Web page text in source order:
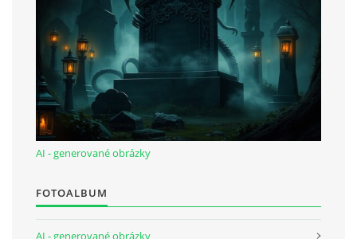
AI - generované obrázky
FOTOALBUM
AI - generované obrázky